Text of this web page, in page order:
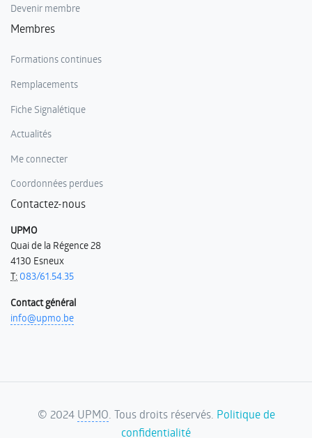
Devenir membre
Membres
Formations continues
Remplacements
Fiche Signalétique
Actualités
Me connecter
Coordonnées perdues
Contactez-nous
UPMO
Quai de la Régence 28
4130 Esneux
T: 083/61.54.35
Contact général
info@upmo.be
© 2024 UPMO . Tous droits réservés. Politique de
confidentialité